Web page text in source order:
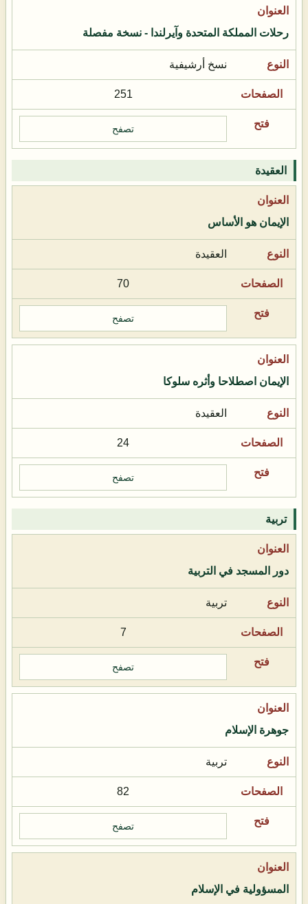
رحلات المملكة المتحدة وآيرلندا - نسخة مفصلة
نسخ أرشيفية
251
تصفح
العقيدة
الإيمان هو الأساس
العقيدة
70
تصفح
الإيمان اصطلاحا وأثره سلوكا
العقيدة
24
تصفح
تربية
دور المسجد في التربية
تربية
7
تصفح
جوهرة الإسلام
تربية
82
تصفح
المسؤولية في الإسلام